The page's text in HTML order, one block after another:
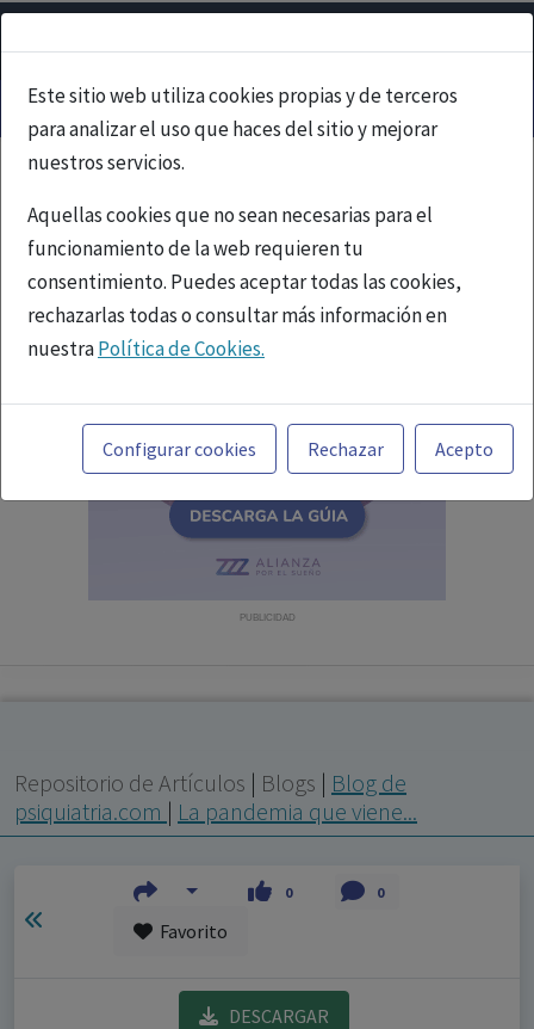
Este sitio web utiliza cookies propias y de terceros
para analizar el uso que haces del sitio y mejorar
nuestros servicios.
Aquellas cookies que no sean necesarias para el
funcionamiento de la web requieren tu
consentimiento. Puedes aceptar todas las cookies,
rechazarlas todas o consultar más información en
nuestraPolítica de Cookies.
Toda la información incluida en la Página Web está
referida a productos del mercado español y, por
tanto, dirigida a profesionales sanitarios legalmente
facultados para prescribir o dispensar medicamentos
con ejercicio profesional. La información técnica de los
fármacos se facilita a título meramente informativo,
Configurar cookies Rechazar Acepto
PUBLICIDAD
Repositorio de Artículos | Blogs | Blog de
psiquiatria.com | La pandemia que viene...
0 0
Favorito
DESCARGAR